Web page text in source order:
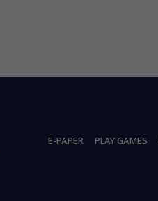
E-PAPER PLAY GAMES